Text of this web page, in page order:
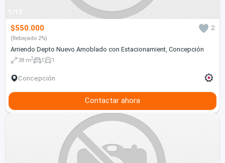
1/15
$550.000 2
(Rebajado 2%)
Arriendo Depto Nuevo Amoblado con Estacionamient, Concepción
38 m2 1 1
Concepción
Contactar ahora